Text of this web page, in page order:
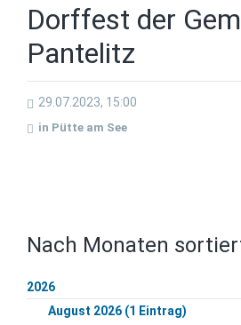
Dorffest der
Pantelitz
29.07.2023, 15:00
in Pütte am See
Nach Monaten
2026
August 2026 (1 Eintrag)